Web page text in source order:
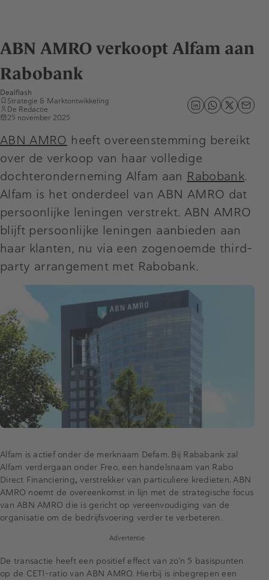
ABN AMRO verkoopt Alfam aan
Rabobank
Dealflash
Strategie & Marktontwikkeling
De Redactie
25 november 2025
ABN AMRO heeft overeenstemming bereikt
over de verkoop van haar volledige
dochteronderneming Alfam aan Rabobank.
Alfam is het onderdeel van ABN AMRO dat
persoonlijke leningen verstrekt. ABN AMRO
blijft persoonlijke leningen aanbieden aan
haar klanten, nu via een zogenoemde third-
party arrangement met Rabobank.
Alfam is actief onder de merknaam Defam. Bij Rababank zal
Alfam verdergaan onder Freo, een handelsnaam van Rabo
Direct Financiering, verstrekker van particuliere kredieten. ABN
AMRO noemt de overeenkomst in lijn met de strategische focus
van ABN AMRO die is gericht op vereenvoudiging van de
organisatie om de bedrijfsvoering verder te verbeteren.
Advertentie
De transactie heeft een positief effect van zo’n 5 basispunten
op de CET1-ratio van ABN AMRO. Hierbij is inbegrepen een